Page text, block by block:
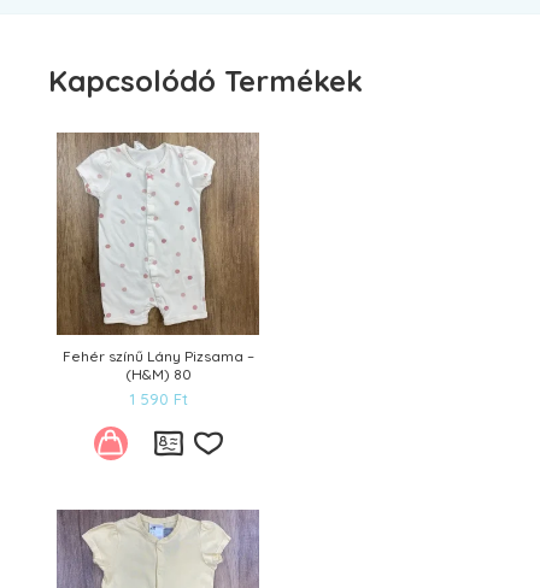
Kapcsolódó Termékek
Fehér színű Lány Pizsama –
(H&M) 80
1 590 Ft
Kívánságlistára